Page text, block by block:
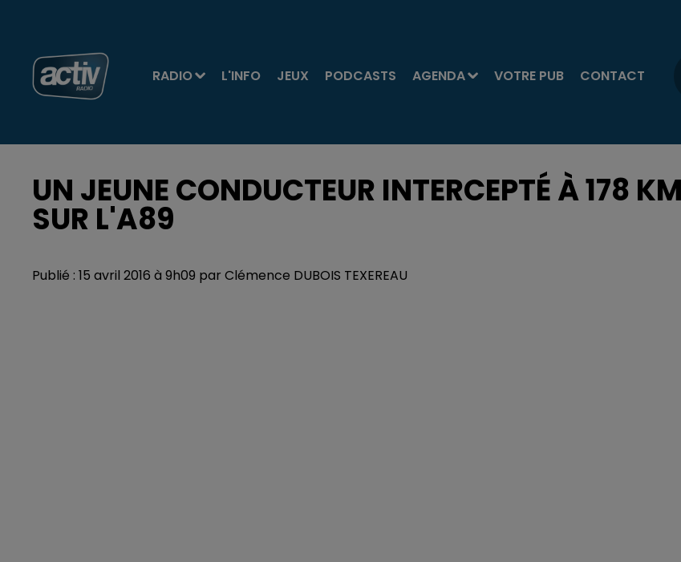
RADIO L'INFO JEUX PODCASTS AGENDA VOTRE PUB CONTACT
UN JEUNE CONDUCTEUR INTERCEPTÉ À 178
SUR L'A89
Publié : 15 avril 2016 à 9h09 par Clémence DUBOIS TEXEREAU